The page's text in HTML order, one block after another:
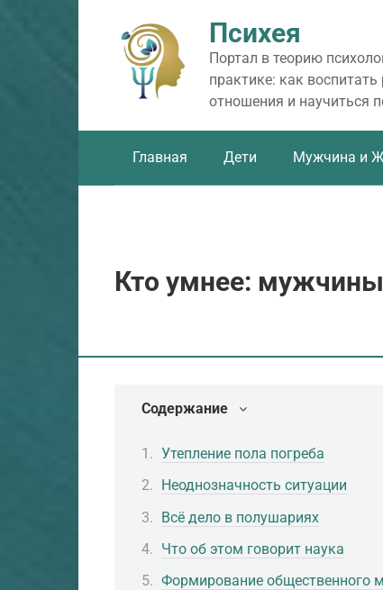
Психея
Портал в теорию
практике: как
отношения и научиться
Главная Дети Мужчина и
Кто умнее:
Содержание
Утепление пола погреба
Неоднозначность ситуации
Всё дело в полушариях
Что об этом говорит наука
Формирование общественного